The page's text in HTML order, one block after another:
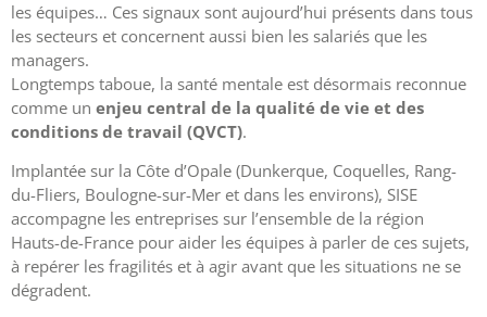
les équipes… Ces signaux sont aujourd’hui présents dans tous
les secteurs et concernent aussi bien les salariés que les
managers.
Longtemps taboue, la santé mentale est désormais reconnue
comme un enjeu central de la qualité de vie et des
conditions de travail (QVCT).
Implantée sur la Côte d’Opale (Dunkerque, Coquelles, Rang-
du-Fliers, Boulogne-sur-Mer et dans les environs), SISE
accompagne les entreprises sur l’ensemble de la région
Hauts-de-France pour aider les équipes à parler de ces sujets,
à repérer les fragilités et à agir avant que les situations ne se
dégradent.